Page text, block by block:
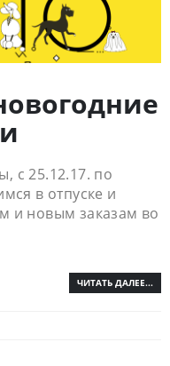
с 25.12.17. по
в отпуске и
и новым заказам во
ЧИТАТЬ ДАЛЕЕ...